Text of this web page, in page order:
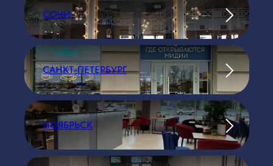
СОЧИ
САНКТ-ПЕТЕРБУРГ
НОЯБРЬСК
ПОДРОБНЕЕ О ФРАНШИЗЕ
ПОСМОТРЕТЬ МЕНЮ